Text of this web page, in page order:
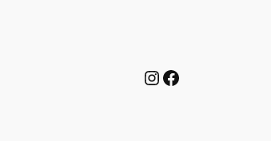
Instagram
Facebook